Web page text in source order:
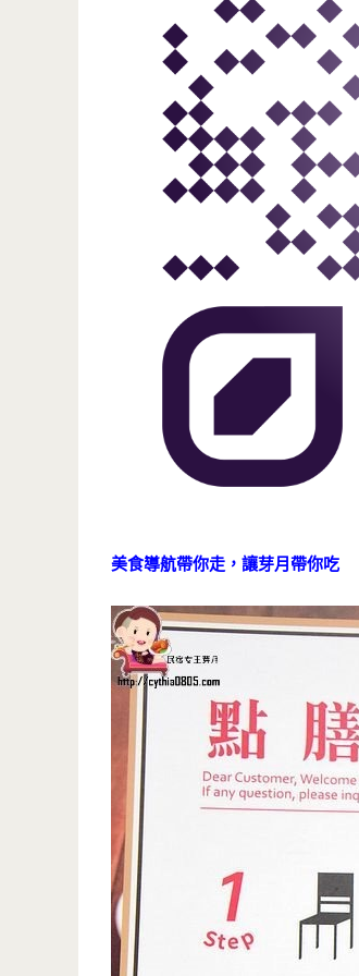
美食導航帶你走，讓芽月帶你吃